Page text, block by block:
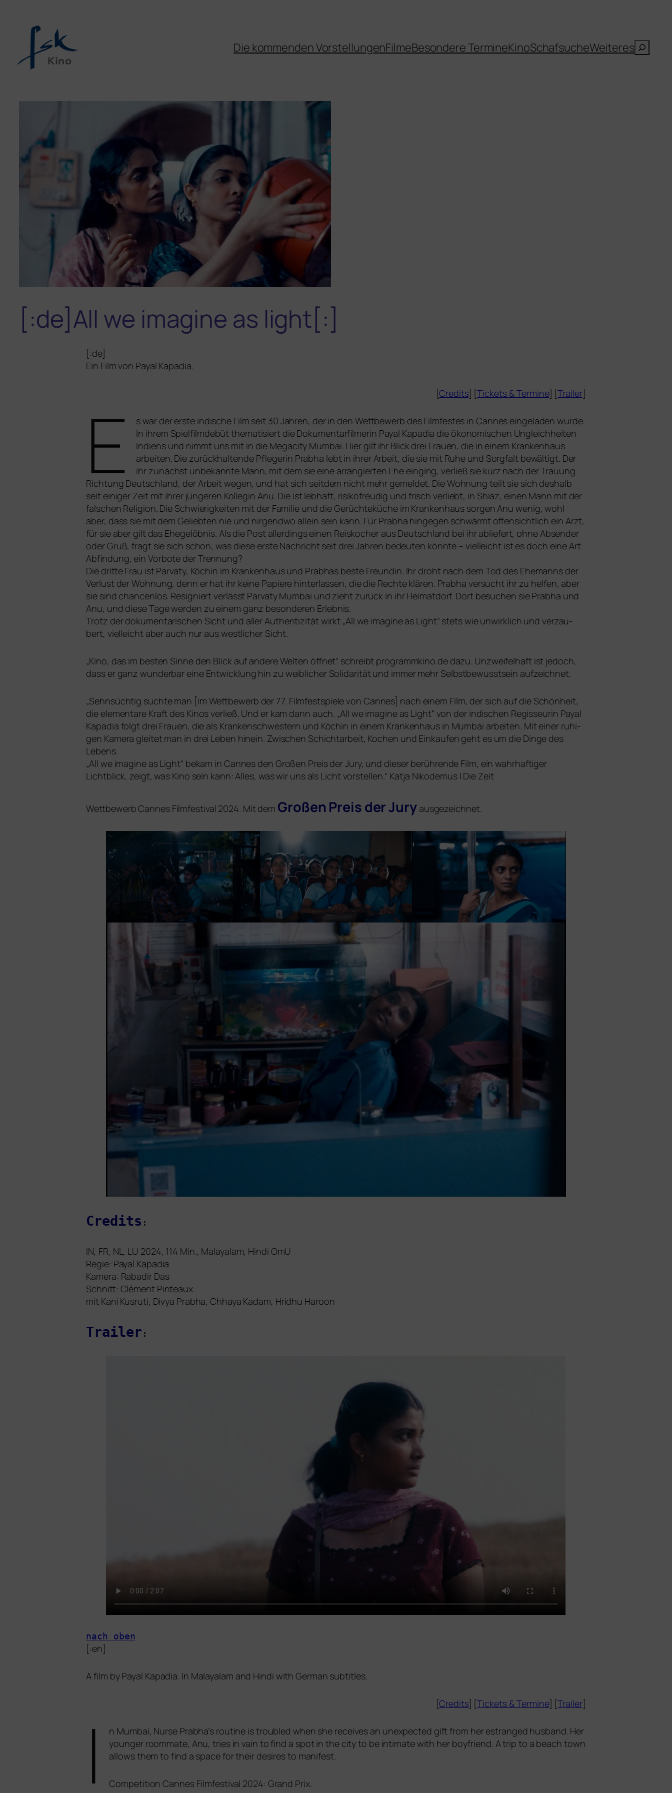
Die kommenden VorstellungenFilmeBesondere TermineKinoSchafsucheWeiteresSuchen
[:de]All we imagine as light[:]
[:de]
Ein Film von Payal Kapadia.
[Credits] [Tickets &Termine] [Trailer]
E
s war der ers­te indi­sche Film seit 30 Jahren, der in den Wettbewerb des Filmfestes in Cannes ein­ge­la­den wur­de.
In ihrem Spielfilmdebüt the­ma­ti­siert die Dokumentarfilmerin Payal Kapadia die öko­no­mi­schen Ungleichheiten
Indiens und nimmt uns mit in die Megacity Mumbai. Hier gilt ihr Blick drei Frauen, die in einem Krankenhaus
arbei­ten. Die zurück­hal­ten­de Pflegerin Prabha lebt in ihrer Arbeit, die sie mit Ruhe und Sorgfalt bewäl­tigt. Der
ihr zunächst unbe­kann­te Mann, mit dem sie eine arran­gier­ten Ehe ein­ging, ver­ließ sie kurz nach der Trauung
Richtung Deutschland, der Arbeit wegen, und hat sich seit­dem nicht mehr gemel­det. Die Wohnung teilt sie sich des­halb
seit eini­ger Zeit mit ihrer jün­ge­ren Kollegin Anu. Die ist leb­haft, risi­ko­freu­dig und frisch ver­liebt, in Shiaz, einen Mann mit der
fal­schen Religion. Die Schwierigkeiten mit der Familie und die Gerüchteküche im Krankenhaus sor­gen Anu wenig, wohl
aber, dass sie mit dem Geliebten nie und nir­gend­wo allein sein kann. Für Prabha hin­ge­gen schwärmt offen­sicht­lich ein Arzt,
für sie aber gilt das Ehegelöbnis. Als die Post aller­dings einen Reiskocher aus Deutschland bei ihr ablie­fert, ohne Absender
oder Gruß, fragt sie sich schon, was die­se ers­te Nachricht seit drei Jahren bedeu­ten könn­te – viel­leicht ist es doch eine Art
Abfindung, ein Vorbote der Trennung?
Die drit­te Frau ist Parvaty, Köchin im Krankenhaus und Prabhas bes­te Freundin. Ihr droht nach dem Tod des Ehemanns der
Verlust der Wohnung, denn er hat ihr kei­ne Papiere hin­ter­las­sen, die die Rechte klä­ren. Prabha ver­sucht ihr zu hel­fen, aber
sie sind chan­cen­los. Resigniert ver­lässt Parvaty Mumbai und zieht zurück in ihr Heimatdorf. Dort besu­chen sie Prabha und
Anu, und die­se Tage wer­den zu einem ganz beson­de­ren Erlebnis.
Trotz der doku­men­ta­ri­schen Sicht und aller Authentizität wirkt „All we ima­gi­ne as Light“ stets wie unwirk­lich und ver­zau­
bert, viel­leicht aber auch nur aus west­li­cher Sicht.
„Kino, das im bes­ten Sinne den Blick auf ande­re Welten öff­net“ schreibt programmkino.de dazu. Unzweifelhaft ist jedoch,
dass er ganz wun­der­bar eine Entwicklung hin zu weib­li­cher Solidarität und immer mehr Selbstbewusstsein aufzeichnet.
„Sehnsüchtig such­te man [im Wettbewerb der 77. Filmfestspiele von Cannes] nach einem Film, der sich auf die Schönheit,
die ele­men­ta­re Kraft des Kinos ver­ließ. Und er kam dann auch. „All we ima­gi­ne as Light“ von der indi­schen Regisseurin Payal
Kapadia folgt drei Frauen, die als Krankenschwestern und Köchin in einem Krankenhaus in Mumbai arbei­ten. Mit einer ruhi­
gen Kamera glei­tet man in drei Leben hin­ein. Zwischen Schichtarbeit, Kochen und Einkaufen geht es um die Dinge des
Lebens.
„All we ima­gi­ne as Light“ bekam in Cannes den Großen Preis der Jury, und die­ser berüh­ren­de Film, ein wahr­haf­ti­ger
Lichtblick, zeigt, was Kino sein kann: Alles, was wir uns als Licht vor­stel­len.“ Katja Nikodemus | Die Zeit
Wettbewerb Cannes Filmfestival 2024. Mit dem Großen Preis der Juryausgezeichnet.
Credits :
IN, FR, NL, LU 2024, 114 Min., Malayalam, Hindi OmU
Regie: Payal Kapadia
Kamera: Rabadir Das
Schnitt: Clément Pinteaux
mit Kani Kusruti, Divya Prabha, Chhaya Kadam, Hridhu Haroon
Trailer :
nach oben
[:en]
A film by Payal Kapadia. In Malayalam and Hindi with German subtitles.
[Credits] [Tickets &Termine] [Trailer]
I
n Mumbai, Nurse Prabha’s rou­ti­ne is trou­bled when she recei­ves an unex­pec­ted gift from her estran­ged hus­band. Her
youn­ger room­ma­te, Anu, tri­es in vain to find a spot in the city to be inti­ma­te with her boy­fri­end. A trip to a beach town
allows them to find a space for their desi­res to manifest.
Competition Cannes Filmfestival 2024: Grand Prix.